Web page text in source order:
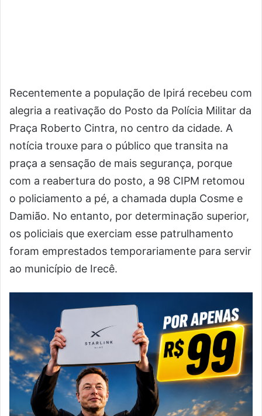
Recentemente a população de Ipirá recebeu com
alegria a reativação do Posto da Polícia Militar da
Praça Roberto Cintra, no centro da cidade. A
notícia trouxe para o público que transita na
praça a sensação de mais segurança, porque
com a reabertura do posto, a 98 CIPM retomou
o policiamento a pé, a chamada dupla Cosme e
Damião. No entanto, por determinação superior,
os policiais que exerciam esse patrulhamento
foram emprestados temporariamente para servir
ao município de Irecê.